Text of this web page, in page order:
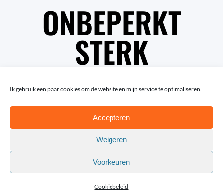
Ik gebruik een paar cookies om de website en mijn service te optimaliseren.
Accepteren
Weigeren
Voorkeuren
Cookiebeleid
ONBEPERKT
STERK
© Copyright Lotte van Trigt | Fotografie: Rob van